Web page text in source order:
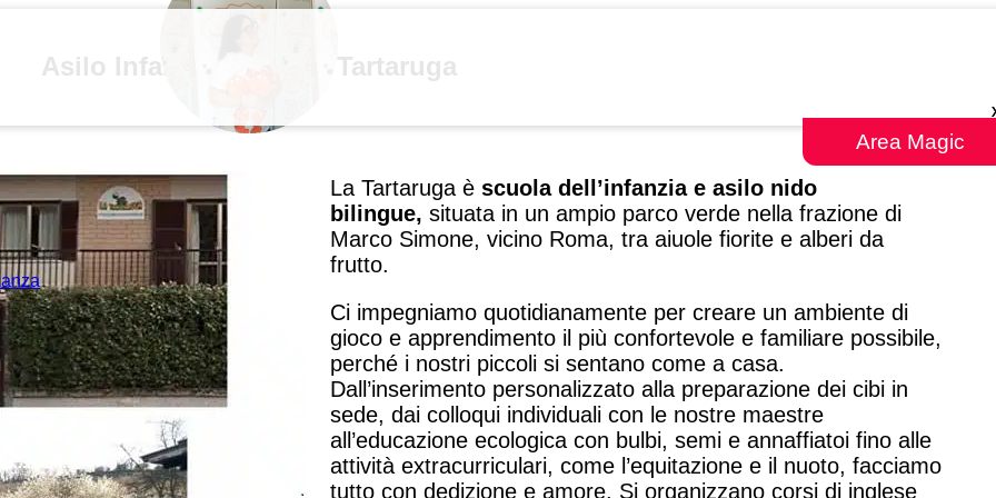
Area Magic
Asilo Infanzia Bilingue Tartaruga
La Tartaruga è scuola dell’infanzia e asilo nido
bilingue, situata in un ampio parco verde nella frazione di
Marco Simone, vicino Roma, tra aiuole fiorite e alberi da
frutto.
Ci impegniamo quotidianamente per creare un ambiente di
gioco e apprendimento il più confortevole e familiare possibile,
perché i nostri piccoli si sentano come a casa.
Dall’inserimento personalizzato alla preparazione dei cibi in
sede, dai colloqui individuali con le nostre maestre
all’educazione ecologica con bulbi, semi e annaffiatoi fino alle
attività extracurriculari, come l’equitazione e il nuoto, facciamo
tutto con dedizione e amore. Si organizzano corsi di inglese